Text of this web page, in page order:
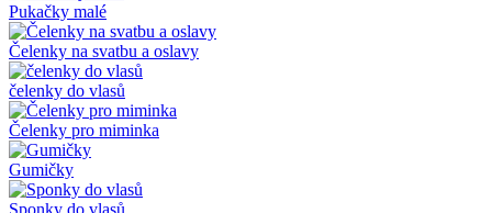
Pukačky malé
Čelenky na svatbu a oslavy
čelenky do vlasů
Čelenky pro miminka
Gumičky
Sponky do vlasů